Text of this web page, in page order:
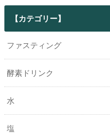
【カテゴリー】
ファスティング
酵素ドリンク
水
塩